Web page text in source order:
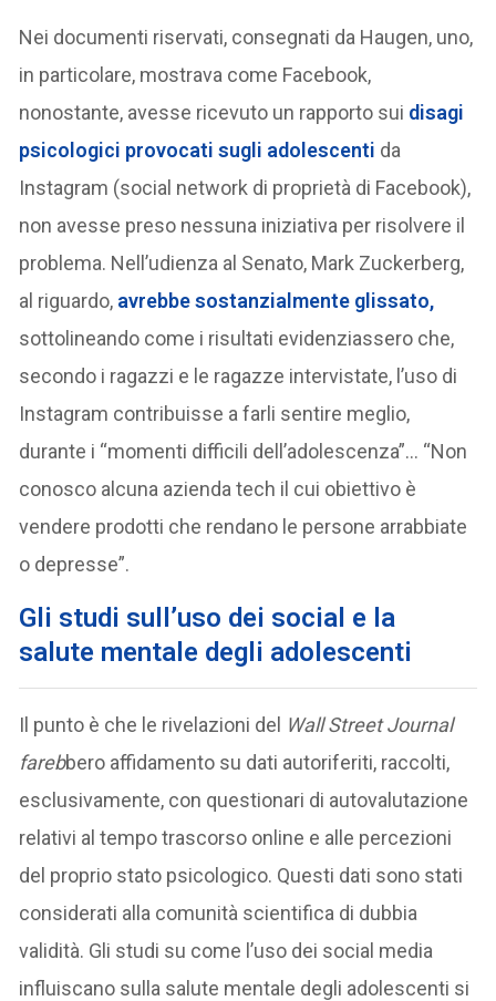
Nei documenti riservati, consegnati da Haugen, uno,
in particolare, mostrava come Facebook,
nonostante, avesse ricevuto un rapporto sui disagi
psicologici provocati sugli adolescenti da
Instagram (social network di proprietà di Facebook),
non avesse preso nessuna iniziativa per risolvere il
problema. Nell’udienza al Senato, Mark Zuckerberg,
al riguardo, avrebbe sostanzialmente glissato,
sottolineando come i risultati evidenziassero che,
secondo i ragazzi e le ragazze intervistate, l’uso di
Instagram contribuisse a farli sentire meglio,
durante i “momenti difficili dell’adolescenza”… “Non
conosco alcuna azienda tech il cui obiettivo è
vendere prodotti che rendano le persone arrabbiate
o depresse”.
Gli studi sull’uso dei social e la
salute mentale degli adolescenti
Il punto è che le rivelazioni del Wall Street Journal
farebbero affidamento su dati autoriferiti, raccolti,
esclusivamente, con questionari di autovalutazione
relativi al tempo trascorso online e alle percezioni
del proprio stato psicologico. Questi dati sono stati
considerati alla comunità scientifica di dubbia
validità. Gli studi su come l’uso dei social media
influiscano sulla salute mentale degli adolescenti si